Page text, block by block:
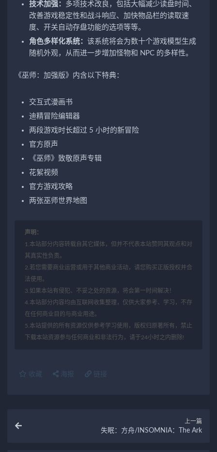
技术加强： 多项技术改良，包括大幅减少读盘时间、
改善游戏稳定性和战斗响应、加快物品栏的读取速
度、开关自动存盘功能的选项等等。
角色多样化系统： 该系统将会为数十个游戏模型生成
随机外观，从而进一步增加怪物和 NPC 的多样性。
《巫师：加强版》内含以下特典：
交互式漫画书
迪精冒险编辑器
两段游戏时长超过 5 小时的新冒险
官方原声
《巫师》致敬原声专辑
花絮视频
官方游戏攻略
两张巫师世界地图
声明：
1.本站部分内容转载自其它媒体，但并不代表本站赞同其观点和对
其真实性负责。
2.若您需要商业运营或用于其他商业活动，请您购买正版授权并合
法使用。
3.如果本站有侵犯、不妥之处的资源，将会第一时间解决！
4.本站部分内容均由互联网收集整理，仅供大家参考、学习，不存
在任何商业目的与商业用途。
5.本站提供的所有资源仅供参考学习使用，版权归原著所有，禁止
下载本站资源参与任何商业和非法行为，请于24小时之内删除!
收藏 海报 链接
上一篇
失眠：方舟/INSOMNIA：The Ark